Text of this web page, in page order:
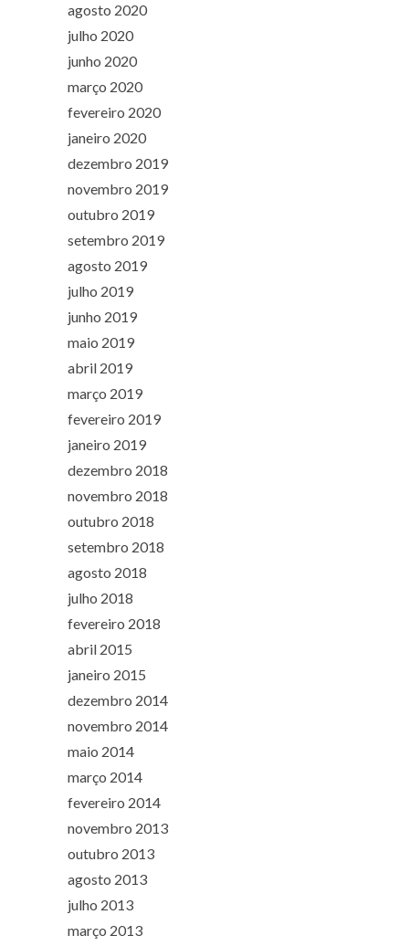
agosto 2020
julho 2020
junho 2020
março 2020
fevereiro 2020
janeiro 2020
dezembro 2019
novembro 2019
outubro 2019
setembro 2019
agosto 2019
julho 2019
junho 2019
maio 2019
abril 2019
março 2019
fevereiro 2019
janeiro 2019
dezembro 2018
novembro 2018
outubro 2018
setembro 2018
agosto 2018
julho 2018
fevereiro 2018
abril 2015
janeiro 2015
dezembro 2014
novembro 2014
maio 2014
março 2014
fevereiro 2014
novembro 2013
outubro 2013
agosto 2013
julho 2013
março 2013